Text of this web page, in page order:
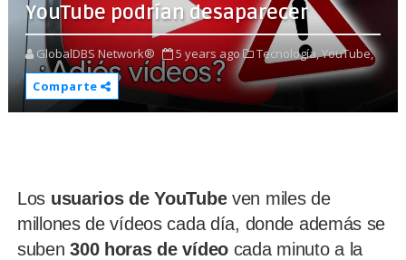
YouTube podrían desaparecer
GlobalDBS Network® 5 years ago Tecnología,YouTube,
Comparte
Los usuarios de YouTube ven miles de
millones de vídeos cada día, donde además se
suben 300 horas de vídeo cada minuto a la